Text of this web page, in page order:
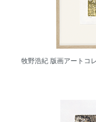
牧野浩紀 版画アートコ